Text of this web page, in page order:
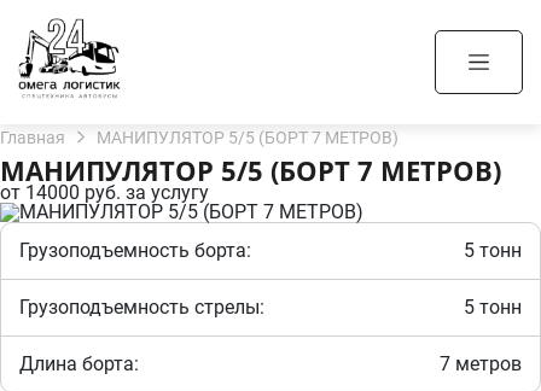
Главная МАНИПУЛЯТОР 5/5 (БОРТ 7 МЕТРОВ)
МАНИПУЛЯТОР 5/5 (БОРТ 7 МЕТРОВ)
от 14000 руб. за услугу
Грузоподъемность борта: 5 тонн
Грузоподъемность стрелы: 5 тонн
Длина борта: 7 метров